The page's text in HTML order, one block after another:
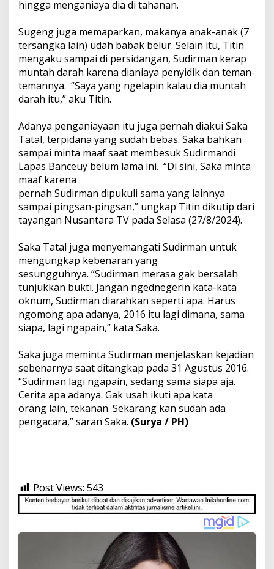
hingga menganiaya dia di tahanan.
Sugeng juga memaparkan, makanya anak-anak (7
tersangka lain) udah babak belur. Selain itu, Titin
mengaku sampai di persidangan, Sudirman kerap
muntah darah karena dianiaya penyidik dan teman-
temannya. “Saya yang ngelapin kalau dia muntah
darah itu,” aku Titin.
Adanya penganiayaan itu juga pernah diakui Saka
Tatal, terpidana yang sudah bebas. Saka bahkan
sampai minta maaf saat membesuk Sudirmandi
Lapas Banceuy belum lama ini. “Di sini, Saka minta
maaf karena
pernah Sudirman dipukuli sama yang lainnya
sampai pingsan-pingsan,” ungkap Titin dikutip dari
tayangan Nusantara TV pada Selasa (27/8/2024).
Saka Tatal juga menyemangati Sudirman untuk
mengungkap kebenaran yang
sesungguhnya. “Sudirman merasa gak bersalah
tunjukkan bukti. Jangan ngednegerin kata-kata
oknum, Sudirman diarahkan seperti apa. Harus
ngomong apa adanya, 2016 itu lagi dimana, sama
siapa, lagi ngapain,” kata Saka.
Saka juga meminta Sudirman menjelaskan kejadian
sebenarnya saat ditangkap pada 31 Agustus 2016.
“Sudirman lagi ngapain, sedang sama siapa aja.
Cerita apa adanya. Gak usah ikuti apa kata
orang lain, tekanan. Sekarang kan sudah ada
pengacara,” saran Saka. (Surya / PH)
Post Views: 543